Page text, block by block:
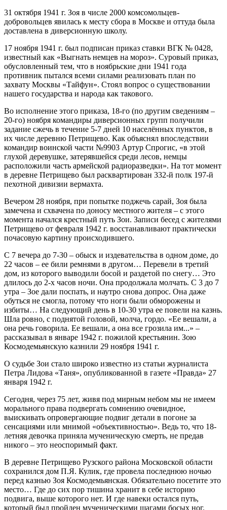
31 октября 1941 г. Зоя в числе 2000 комсомольцев-
добровольцев явилась к месту сбора в Москве и оттуда была
доставлена в диверсионную школу.
17 ноября 1941 г. был подписан приказ ставки ВГК № 0428,
известный как «Выгнать немцев на мороз». Суровый приказ,
обусловленный тем, что в ноябрьские дни 1941 года
противник пытался всеми силами реализовать план по
захвату Москвы «Тайфун». Стоял вопрос о существовании
нашего государства и народа как такового.
Во исполнение этого приказа, 18-го (по другим сведениям –
20-го) ноября командиры диверсионных групп получили
задание сжечь в течение 5-7 дней 10 населённых пунктов, в
их числе деревню Петрищево. Как объяснял впоследствии
командир воинской части №9903 Артур Спрогис, «в этой
глухой деревушке, затерявшейся среди лесов, немцы
расположили часть армейской радиоразведки». На тот момент
в деревне Петрищево был расквартирован 332-й полк 197-й
пехотной дивизии вермахта.
Вечером 28 ноября, при попытке поджечь сарай, Зоя была
замечена и схвачена по доносу местного жителя – с этого
момента начался крестный путь Зои. Записи бесед с жителями
Петрищево от февраля 1942 г. восстанавливают практически
почасовую картину происходившего.
С 7 вечера до 7-30 – обыск и издевательства в одном доме, до
22 часов – ее били ремнями в другом… Перевели в третий
дом, из которого выводили босой и раздетой по снегу… Это
длилось до 2-х часов ночи. Она продолжала молчать. С 3 до 7
утра – Зое дали поспать, и наутро снова допрос. Она даже
обуться не смогла, потому что ноги были обморожены и
избиты… На следующий день в 10-30 утра ее повели на казнь.
Шла ровно, с поднятой головой, молча, гордо. «Ее вешали, а
она речь говорила. Ее вешали, а она все грозила им...» –
рассказывал в январе 1942 г. пожилой крестьянин. Зою
Космодемьянскую казнили 29 ноября 1941 г.
О судьбе Зои стало широко известно из статьи журналиста
Петра Лидова «Таня», опубликованной в газете «Правда» 27
января 1942 г.
Сегодня, через 75 лет, живя под мирным небом мы не имеем
морального права подвергать сомнению очевидное,
выискивать опровергающие подвиг детали в погоне за
сенсациями или мнимой «объективностью». Ведь то, что 18-
летняя девочка приняла мученическую смерть, не предав
никого – это неоспоримый факт.
В деревне Петрищево Рузского района Московской области
сохранился дом П.Я. Кулик, где провела последнюю ночью
перед казнью Зоя Космодемьянская. Обязательно посетите это
место… Где до сих пор тишина хранит в себе историю
подвига, выше которого нет. И где навеки остался путь,
который был пройден мученическими шагами босых ног.